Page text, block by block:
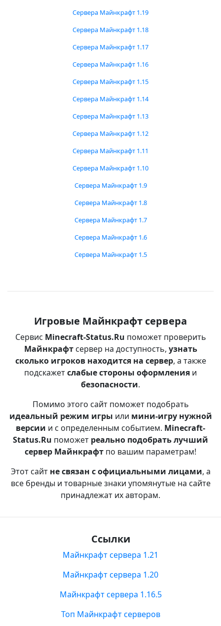
Сервера Майнкрафт 1.19
Сервера Майнкрафт 1.18
Сервера Майнкрафт 1.17
Сервера Майнкрафт 1.16
Сервера Майнкрафт 1.15
Сервера Майнкрафт 1.14
Сервера Майнкрафт 1.13
Сервера Майнкрафт 1.12
Сервера Майнкрафт 1.11
Сервера Майнкрафт 1.10
Сервера Майнкрафт 1.9
Сервера Майнкрафт 1.8
Сервера Майнкрафт 1.7
Сервера Майнкрафт 1.6
Сервера Майнкрафт 1.5
Игровые Майнкрафт сервера
Сервис Minecraft-Status.Ru поможет проверить
Майнкрафтсервер на доступность, узнать
сколько игроков находится на сервер, а также
подскажетслабые стороны оформления и
безопасности.
Помимо этого сайт поможет подобрать
идеальный режим игры или мини-игру нужной
версии и с определенным событием. Minecraft-
Status.Ru поможет реально подобрать лучший
сервер Майнкрафт по вашим параметрам!
Этот сайт не связан с официальными лицами, а
все бренды и товарные знаки упомянутые на сайте
принадлежат их авторам.
Ссылки
Майнкрафт сервера 1.21
Майнкрафт сервера 1.20
Майнкрафт сервера 1.16.5
Топ Майнкрафт серверов